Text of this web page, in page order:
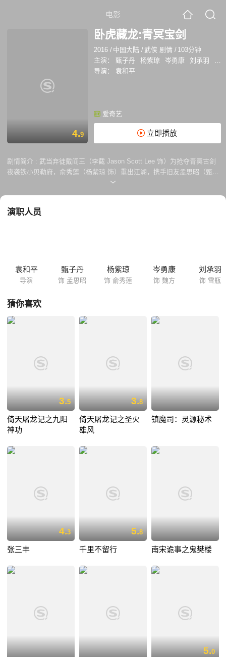
电影
4.9
卧虎藏龙:青冥宝剑
2016 / 中国大陆 / 武侠 剧情 / 103分钟
主演：
甄子丹 杨紫琼 岑勇康 刘承羽
李
导演：
袁和平
爱奇艺
立即播放
剧情简介 : 武当弃徒戴阎王（李截 Jason Scott Lee 饰）为抢夺青冥古剑
夜袭铁小贝勒府，俞秀莲（杨紫琼 饰）重出江湖，携手旧友孟思昭（甄子
丹 饰）保护宝剑，被蒙蔽的魏方（岑勇康 Harry Shum Jr. 饰）助纣为
骑银瓶》。
演职人员
袁和平
导演
甄子丹
饰 孟思昭
杨紫琼
饰 俞秀莲
岑勇康
饰 魏方
刘承羽
饰 雪瓶
猜你喜欢
3.5
倚天屠龙记之九阳
神功
3.8
倚天屠龙记之圣火
雄风
镇魔司：灵源秘术
4.3
张三丰
5.8
千里不留行 南宋诡事之鬼樊楼
5.0